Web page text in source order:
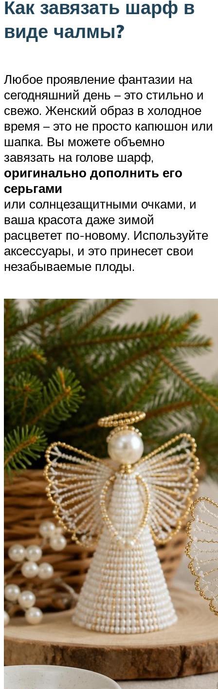
Как завязать шарф в
виде чалмы?
Любое проявление фантазии на
сегодняшний день – это стильно и
свежо. Женский образ в холодное
время – это не просто капюшон или
шапка. Вы можете объемно
завязать на голове шарф,
оригинально дополнить его
серьгами
или солнцезащитными очками, и
ваша красота даже зимой
расцветет по-новому. Используйте
аксессуары, и это принесет свои
незабываемые плоды.